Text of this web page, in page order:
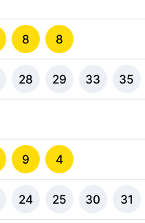
8 8
28 29 33 35
9 4
24 25 30 31